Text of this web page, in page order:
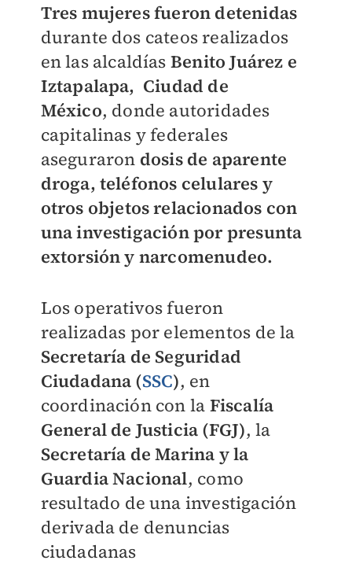
Tres mujeres fueron detenidas
durante dos cateos realizados
en las alcaldías Benito Juárez e
Iztapalapa, Ciudad de
México, donde autoridades
capitalinas y federales
aseguraron dosis de aparente
droga, teléfonos celulares y
otros objetos relacionados con
una investigación por presunta
extorsión y narcomenudeo.
Los operativos fueron
realizadas por elementos de la
Secretaría de Seguridad
Ciudadana (SSC), en
coordinación con la Fiscalía
General de Justicia (FGJ), la
Secretaría de Marina y la
Guardia Nacional, como
resultado de una investigación
derivada de denuncias
ciudadanas